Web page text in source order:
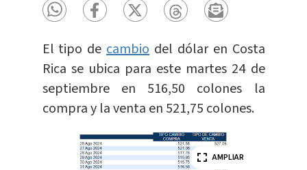
El tipo decambio del dólar en Costa
Rica se ubica para este martes 24 de
septiembre en 516,50 colones la
compra y la venta en 521,75 colones.
AMPLIAR